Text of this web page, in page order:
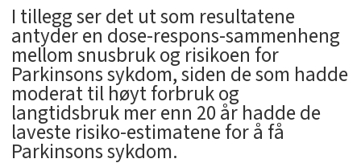
I tillegg ser det ut som resultatene
antyder en dose-respons-sammenheng
mellom snusbruk og risikoen for
Parkinsons sykdom, siden de som hadde
moderat til høyt forbruk og
langtidsbruk mer enn 20 år hadde de
laveste risiko-estimatene for å få
Parkinsons sykdom.